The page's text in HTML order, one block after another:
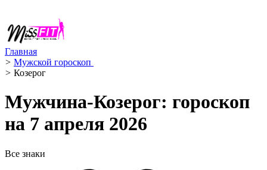
Главная
> Мужской гороскоп ️
> Козерог ️
Мужчина-Козерог: гороскоп
на 7 апреля 2026
Все знаки